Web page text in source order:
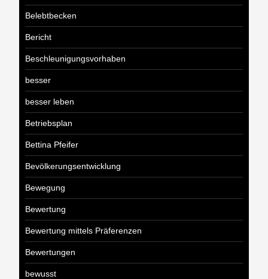
Belebtbecken
Bericht
Beschleunigungsvorhaben
besser
besser leben
Betriebsplan
Bettina Pfeifer
Bevölkerungsentwicklung
Bewegung
Bewertung
Bewertung mittels Präferenzen
Bewertungen
bewusst